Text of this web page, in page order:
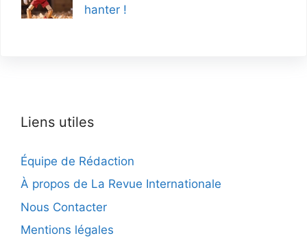
hanter !
Liens utiles
Équipe de Rédaction
À propos de La Revue Internationale
Nous Contacter
Mentions légales